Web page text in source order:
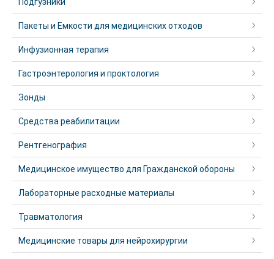
Пакеты и Емкости для медицинских отходов
Инфузионная терапия
Гастроэнтерология и проктология
Зонды
Средства реабилитации
Рентгенография
Медицинское имущество для Гражданской обороны
Лабораторные расходные материалы
Травматология
Медицинские товары для нейрохирургии